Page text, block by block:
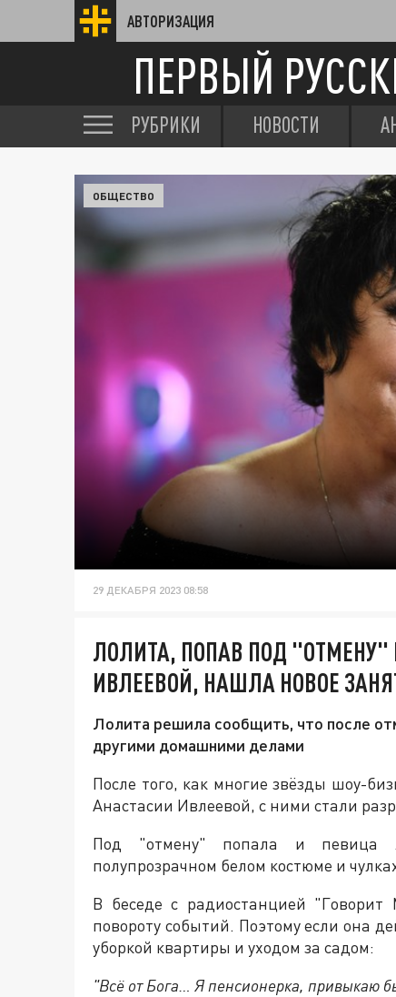
АВТОРИЗАЦИЯ
ПЕРВЫЙ
РУБРИКИ НОВОСТИ
ОБЩЕСТВО
29 ДЕКАБРЯ 2023 08:58
ЛОЛИТА, ПОПАВ ПОД "ОТМЕНУ"
ИВЛЕЕВОЙ, НАШЛА НОВОЕ
Лолита решила сообщить, что после
другими домашними делами
После того, как многие звёзды шоу-
Анастасии Ивлеевой, с ними стали
Под "отмену" попала и певица
полупрозрачном белом костюме и
В беседе с радиостанцией "Говорит
повороту событий. Поэтому если она
уборкой квартиры и уходом за садом:
"Всё от Бога… Я пенсионерка, привыкаю